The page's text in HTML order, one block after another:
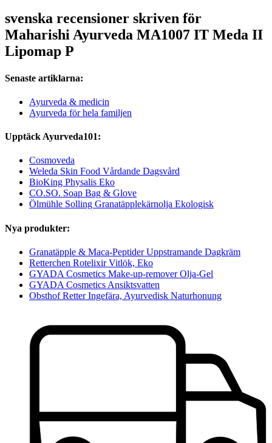
svenska recensioner skriven för
Maharishi Ayurveda MA1007 IT Meda II
Lipomap P
Senaste artiklarna:
Ayurveda & medicin
Ayurveda för hela familjen
Upptäck Ayurveda101:
Cosmoveda
Weleda Skin Food Vårdande Dagsvård
BioKing Physalis Eko
CO.SO. Soap Bag & Glove
Ölmühle Solling Granatäpplekärnolja Ekologisk
Nya produkter:
Granatäpple & Maca-Peptider Uppstramande Dagkräm
Retterchen Rotelixir Vitlök, Eko
GYADA Cosmetics Make-up-remover Olja-Gel
GYADA Cosmetics Ansiktsvatten
Obsthof Retter Ingefära, Ayurvedisk Naturhonung